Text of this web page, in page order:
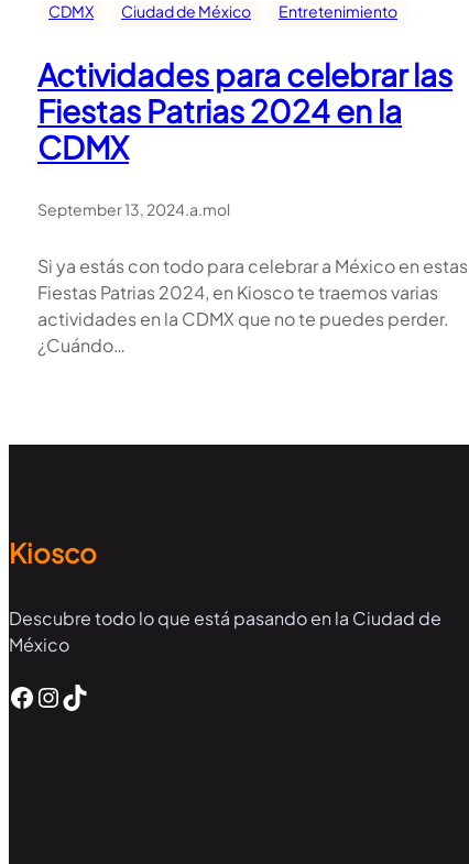
CDMX Ciudad de México Entretenimiento
Actividades para celebrar las
Fiestas Patrias 2024 en la
CDMX
September 13, 2024.a.mol
Si ya estás con todo para celebrar a México en estas
Fiestas Patrias 2024, en Kiosco te traemos varias
actividades en la CDMX que no te puedes perder.
¿Cuándo…
Kiosco
Descubre todo lo que está pasando en la Ciudad de
México
Facebook InstagramTikTok